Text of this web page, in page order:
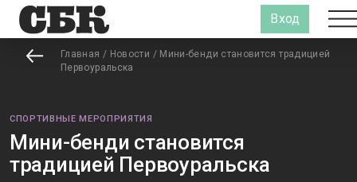
Вход
Главная / Новости / Мини-бенди становится традицией
Первоуральска
СПОРТИВНЫЕ МЕРОПРИЯТИЯ
Мини-бенди становится
традицией Первоуральска